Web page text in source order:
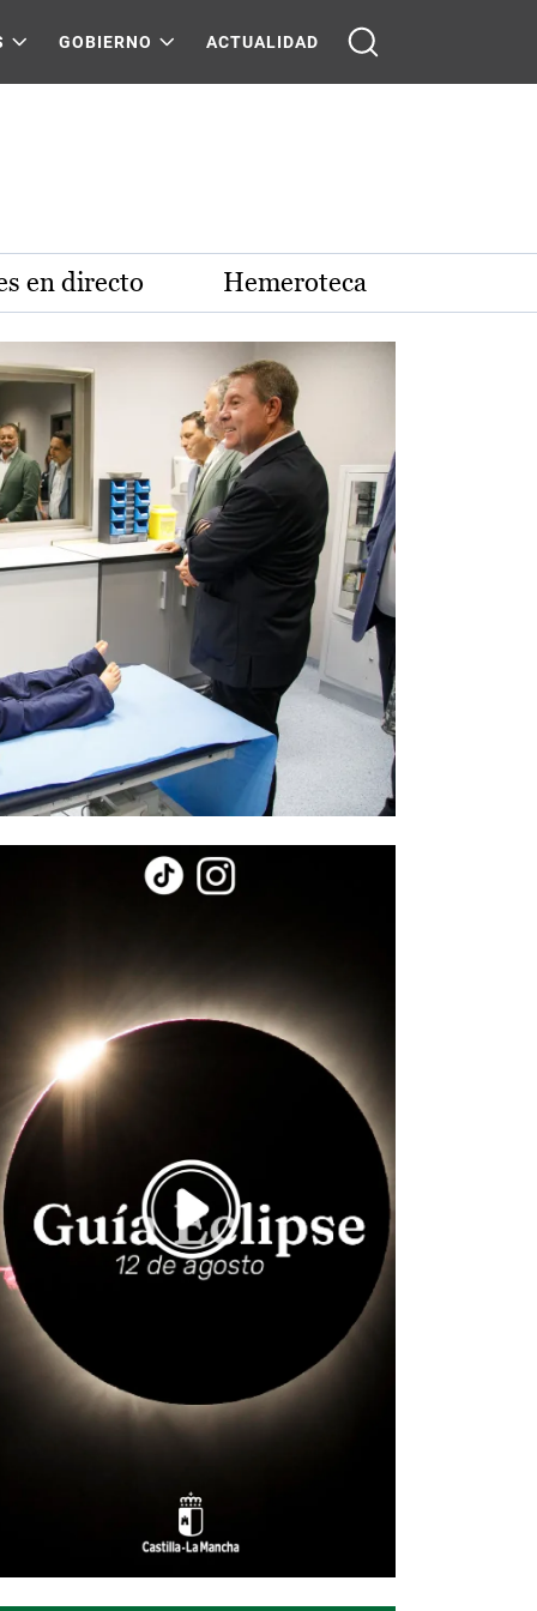
GOBIERNO ACTUALIDAD
en directo Hemeroteca